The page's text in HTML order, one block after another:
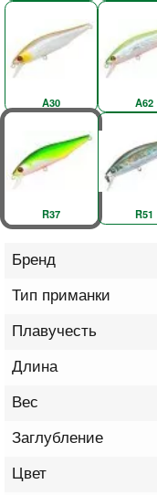
A30 A62
R37 R51
Бренд
Тип приманки
Плавучесть
Длина
Вес
Заглубление
Цвет